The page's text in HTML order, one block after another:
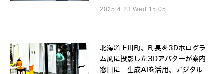
2025.4.23 Wed 15:05
北海道上川町、町長を3Dホログラ
ム風に投影した3Dアバターが案内
窓口に 生成AIを活用、デジタル